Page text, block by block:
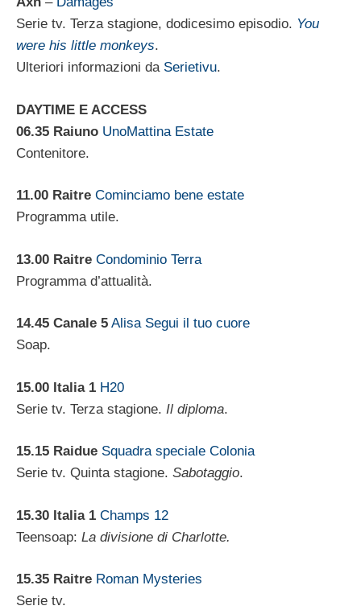
Serie tv. Terza stagione, dodicesimo episodio. You
were his little monkeys.
Ulteriori informazioni da Serietivu.
DAYTIME E ACCESS
06.35 Raiuno UnoMattina Estate
Contenitore.
11.00 Raitre Cominciamo bene estate
Programma utile.
13.00 Raitre Condominio Terra
Programma d’attualità.
14.45 Canale 5 Alisa Segui il tuo cuore
Soap.
15.00 Italia 1 H20
Serie tv. Terza stagione. Il diploma.
15.15 Raidue Squadra speciale Colonia
Serie tv. Quinta stagione. Sabotaggio.
15.30 Italia 1 Champs 12
Teensoap: La divisione di Charlotte.
15.35 Raitre Roman Mysteries
Serie tv.